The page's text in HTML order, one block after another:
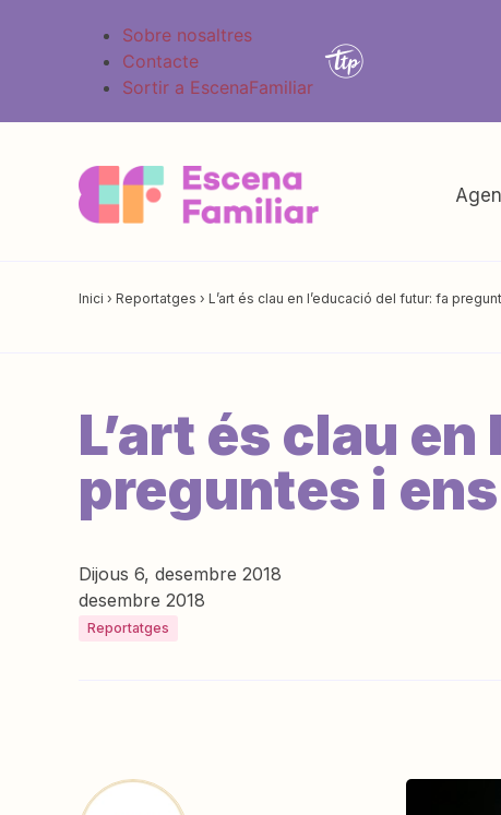
Sobre nosaltres
Contacte
Sortir a EscenaFamiliar
Inici › Reportatges › L’art és clau en l’educació del futur: fa
L’art és clau
preguntes i
Dijous 6, desembre 2018
desembre 2018
Reportatges